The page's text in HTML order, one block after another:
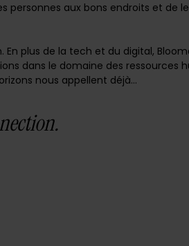
personnes aux bons endroits et de
plus de la tech et du digital,
dans le domaine des ressources
nous appellent déjà…